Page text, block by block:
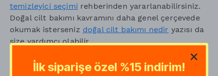
temizleyici seçimi rehberinden yararlanabilirsiniz.
Doğal cilt bakımı kavramını daha genel çerçevede
okumak isterseniz doğal cilt bakımı nedir yazısı da
size yardımcı olabilir.
İlk siparişe özel %15 indirim!